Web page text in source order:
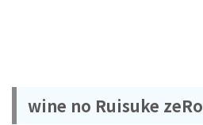
wine no Ruisuke zeRo